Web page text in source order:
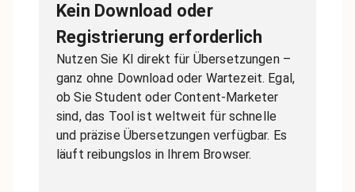
Kein Download oder
Registrierung erforderlich
Nutzen Sie KI direkt für Übersetzungen –
ganz ohne Download oder Wartezeit. Egal,
ob Sie Student oder Content-Marketer
sind, das Tool ist weltweit für schnelle
und präzise Übersetzungen verfügbar. Es
läuft reibungslos in Ihrem Browser.